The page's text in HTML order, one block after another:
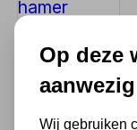
Op deze
aanwezig
Wij gebruiken